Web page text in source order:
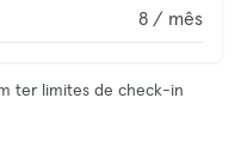
8 / mês
ter limites de check-in